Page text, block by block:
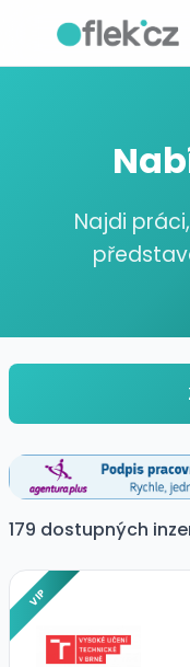
Najdi
179 dostupných
VIP